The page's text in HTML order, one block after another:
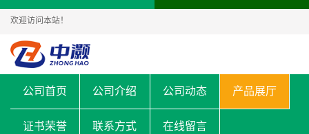
欢迎访问本站！
公司首页 公司介绍 公司动态 产品展厅
证书荣誉 联系方式 在线留言